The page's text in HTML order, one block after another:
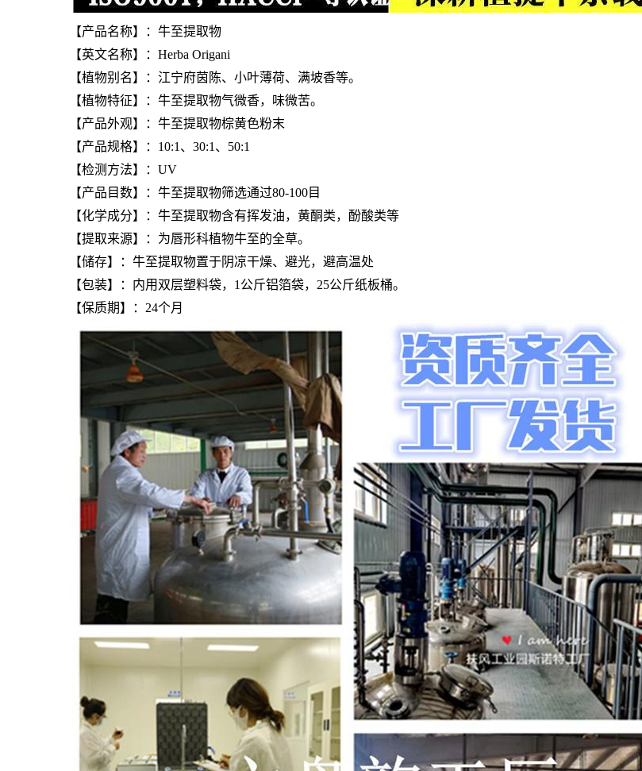
【产品名称】：牛至提取物
【英文名称】：Herba Origani
【植物别名】：江宁府茵陈、小叶薄荷、满坡香等。
【植物特征】： 牛至提取物气微香，味微苦。
【产品外观】： 牛至提取物棕黄色粉末
【产品规格】：10:1、30:1、50:1
【检测方法】：UV
【产品目数】： 牛至提取物筛选通过80-100目
【化学成分】： 牛至提取物含有挥发油，黄酮类，酚酸类等
【提取来源】：为唇形科植物牛至的全草。
【储存】： 牛至提取物置于阴凉干燥、避光，避高温处
【包装】：内用双层塑料袋，1公斤铝箔袋，25公斤纸板桶。
【保质期】：24个月